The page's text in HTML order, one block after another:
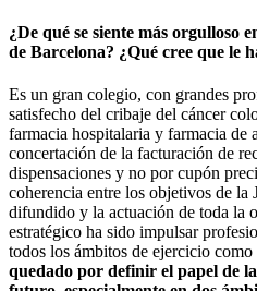
¿De qué se siente más orgulloso
de Barcelona? ¿Qué cree que le
Es un gran colegio, con grandes
satisfecho del cribaje del cáncer
farmacia hospitalaria y farmacia de
concertación de la facturación de
dispensaciones y no por cupón
coherencia entre los objetivos de la
difundido y la actuación de toda la
estratégico ha sido impulsar
todos los ámbitos de ejercicio como
quedado por definir el papel de